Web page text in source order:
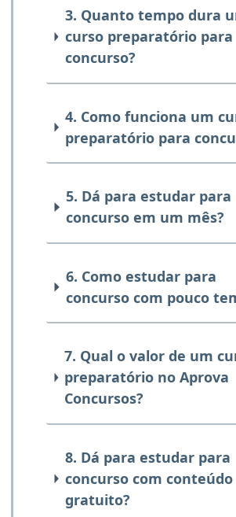
3. Quanto tempo dura
curso preparatório para
concurso?
4. Como funciona um
preparatório para
5. Dá para estudar para
concurso em um mês?
6. Como estudar para
concurso com pouco
7. Qual o valor de um
preparatório no Aprova
Concursos?
8. Dá para estudar para
concurso com conteúdo
gratuito?